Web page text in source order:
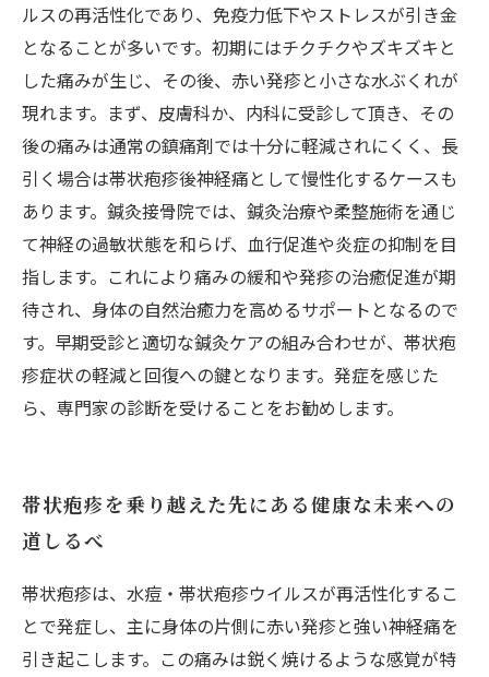
ルスの再活性化であり、免疫力低下やストレスが引き金
となることが多いです。初期にはチクチクやズキズキと
した痛みが生じ、その後、赤い発疹と小さな水ぶくれが
現れます。まず、皮膚科か、内科に受診して頂き、その
後の痛みは通常の鎮痛剤では十分に軽減されにくく、長
引く場合は帯状疱疹後神経痛として慢性化するケースも
あります。鍼灸接骨院では、鍼灸治療や柔整施術を通じ
て神経の過敏状態を和らげ、血行促進や炎症の抑制を目
指します。これにより痛みの緩和や発疹の治癒促進が期
待され、身体の自然治癒力を高めるサポートとなるので
す。早期受診と適切な鍼灸ケアの組み合わせが、帯状疱
疹症状の軽減と回復への鍵となります。発症を感じた
ら、専門家の診断を受けることをお勧めします。
帯状疱疹を乗り越えた先にある健康な未来への
道しるべ
帯状疱疹は、水痘・帯状疱疹ウイルスが再活性化するこ
とで発症し、主に身体の片側に赤い発疹と強い神経痛を
引き起こします。この痛みは鋭く焼けるような感覚が特